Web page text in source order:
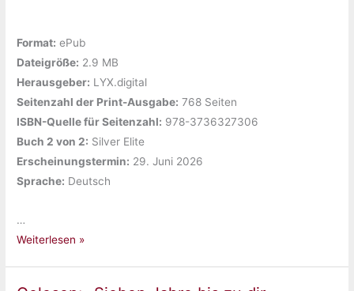
Format: ePub
Dateigröße: ‎2.9 MB
Herausgeber: ‎LYX.digital
Seitenzahl der Print-Ausgabe: ‎768 Seiten
ISBN-Quelle für Seitenzahl: ‎978-3736327306
Buch 2 von 2: ‎Silver Elite
Erscheinungstermin: ‎29. Juni 2026
Sprache: ‎Deutsch
…
Gelesen:
Weiterlesen »